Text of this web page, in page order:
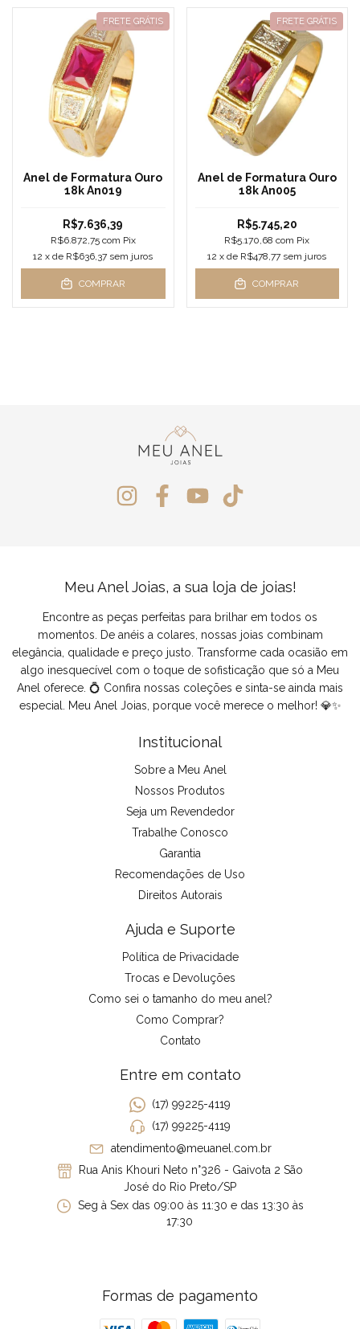
FRETE GRÁTIS
Anel de Formatura Ouro
18k An019
R$7.636,39
R$6.872,75 com Pix
12 x de R$636,37 sem juros
COMPRAR
FRETE GRÁTIS
Anel de Formatura Ouro
18k An005
R$5.745,20
R$5.170,68com Pix
12 x de R$478,77 sem juros
COMPRAR
Meu Anel Joias, a sua loja de joias!
Encontre as peças perfeitas para brilhar em todos os
momentos. De anéis a colares, nossas joias combinam
elegância, qualidade e preço justo. Transforme cada ocasião em
algo inesquecível com o toque de sofisticação que só a Meu
Anel oferece. 💍 Confira nossas coleções e sinta-se ainda mais
especial. Meu Anel Joias, porque você merece o melhor! 💎✨
Institucional
Sobre a Meu Anel
Nossos Produtos
Seja um Revendedor
Trabalhe Conosco
Garantia
Recomendações de Uso
Direitos Autorais
Ajuda e Suporte
Política de Privacidade
Trocas e Devoluções
Como sei o tamanho do meu anel?
Como Comprar?
Contato
Entre em contato
(17) 99225-4119
(17) 99225-4119
atendimento@meuanel.com.br
Rua Anis Khouri Neto n°326 - Gaivota 2 São
José do Rio Preto/SP
Seg à Sex das 09:00 às 11:30 e das 13:30 às
17:30
Formas de pagamento